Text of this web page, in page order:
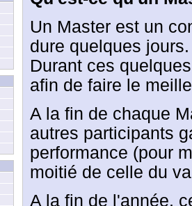
Un Master est un
dure quelques jours.
Durant ces
afin de faire le
A la fin de chaque
autres participants
performance (pour
moitié de celle du
A la fin de l'année,